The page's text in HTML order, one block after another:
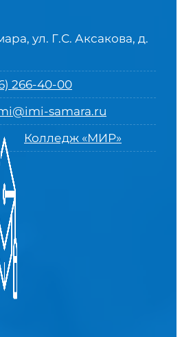
ул. Г.С. Аксакова, д.
266-40-00
samara.ru
Колледж «МИР»